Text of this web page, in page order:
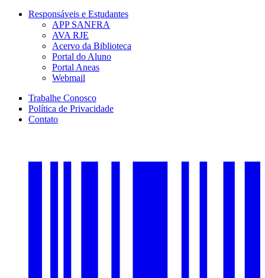
Responsáveis e Estudantes
APP SANFRA
AVA RJE
Acervo da Biblioteca
Portal do Aluno
Portal Aneas
Webmail
Trabalhe Conosco
Política de Privacidade
Contato